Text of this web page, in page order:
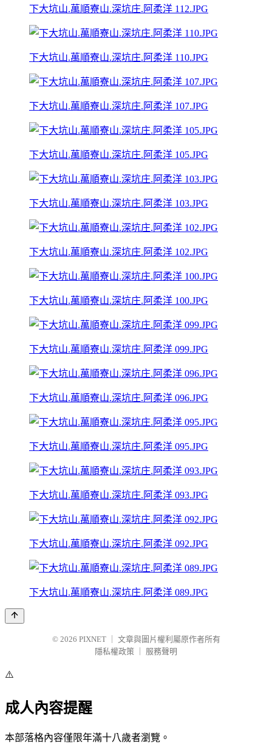
下大坑山.萬順寮山.深坑庄.阿柔洋 112.JPG
下大坑山.萬順寮山.深坑庄.阿柔洋 110.JPG
下大坑山.萬順寮山.深坑庄.阿柔洋 107.JPG
下大坑山.萬順寮山.深坑庄.阿柔洋 105.JPG
下大坑山.萬順寮山.深坑庄.阿柔洋 103.JPG
下大坑山.萬順寮山.深坑庄.阿柔洋 102.JPG
下大坑山.萬順寮山.深坑庄.阿柔洋 100.JPG
下大坑山.萬順寮山.深坑庄.阿柔洋 099.JPG
下大坑山.萬順寮山.深坑庄.阿柔洋 096.JPG
下大坑山.萬順寮山.深坑庄.阿柔洋 095.JPG
下大坑山.萬順寮山.深坑庄.阿柔洋 093.JPG
下大坑山.萬順寮山.深坑庄.阿柔洋 092.JPG
下大坑山.萬順寮山.深坑庄.阿柔洋 089.JPG
© 2026 PIXNET
文章與圖片權利屬原作者所有
隱私權政策
服務聲明
⚠️
成人內容提醒
本部落格內容僅限年滿十八歲者瀏覽。